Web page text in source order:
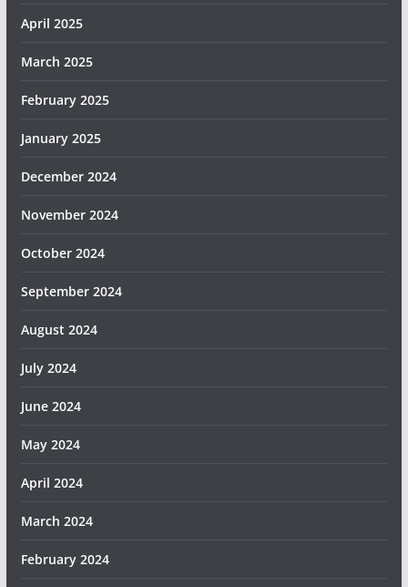
April 2025
March 2025
February 2025
January 2025
December 2024
November 2024
October 2024
September 2024
August 2024
July 2024
June 2024
May 2024
April 2024
March 2024
February 2024